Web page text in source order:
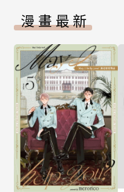
漫畫最新